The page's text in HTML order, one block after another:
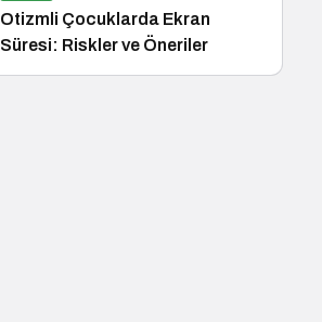
Otizmli Çocuklarda Ekran
Süresi: Riskler ve Öneriler